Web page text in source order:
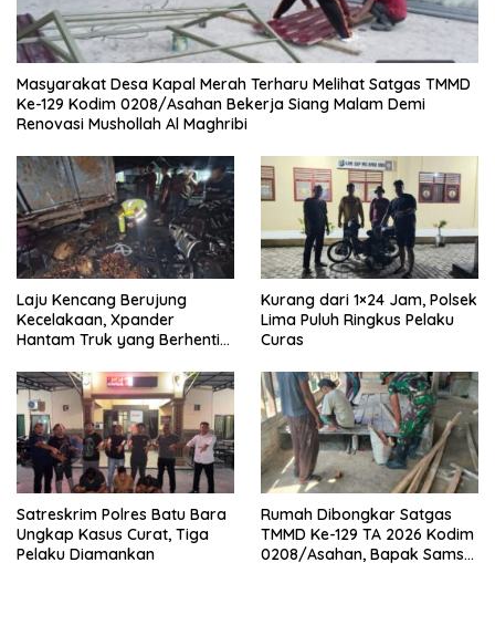
Masyarakat Desa Kapal Merah Terharu Melihat Satgas TMMD
Ke-129 Kodim 0208/Asahan Bekerja Siang Malam Demi
Renovasi Mushollah Al Maghribi
Laju Kencang Berujung
Kecelakaan, Xpander
Hantam Truk yang Berhenti
Kurang dari 1×24 Jam, Polsek
Lima Puluh Ringkus Pelaku
Curas
Satreskrim Polres Batu Bara
Ungkap Kasus Curat, Tiga
Pelaku Diamankan
Rumah Dibongkar Satgas
TMMD Ke-129 TA 2026 Kodim
0208/Asahan, Bapak Samsul